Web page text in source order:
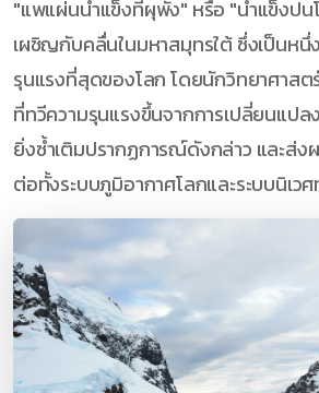
"แพแผ่นน้ำแข็งที่ผุพัง" หรือ "น้ำแข็งปน
เผชิญกับคลื่นในมหาสมุทรใต้ ซึ่งเป็นห
รุนแรงที่สุดของโลก โดยนักวิทยาศาสต
ที่ทวีความรุนแรงขึ้นจากการเปลี่ยนแป
ยิ่งซ้ำเติมปรากฏการณ์ดังกล่าว และส่ง
ต่อทั้งระบบภูมิอากาศโลกและระบบนิเวศ